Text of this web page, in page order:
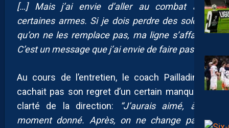
[…] Mais j’ai envie d’aller au combat avec
certaines armes. Si je dois perdre des soldats,
qu’on ne les remplace pas, ma ligne s’affaiblit.
C’est un message que j’ai envie de faire passer.
Au cours de l’entretien, le coach Pailladin ne
cachait pas son regret d’un certain manque de
clarté de la direction:
“J’aurais aimé, à un
moment donné. Après, on ne change pas la